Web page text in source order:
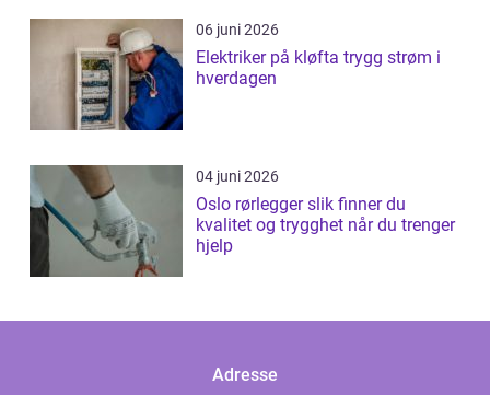
06 juni 2026
Elektriker på kløfta trygg strøm i
hverdagen
04 juni 2026
Oslo rørlegger slik finner du
kvalitet og trygghet når du trenger
hjelp
Adresse